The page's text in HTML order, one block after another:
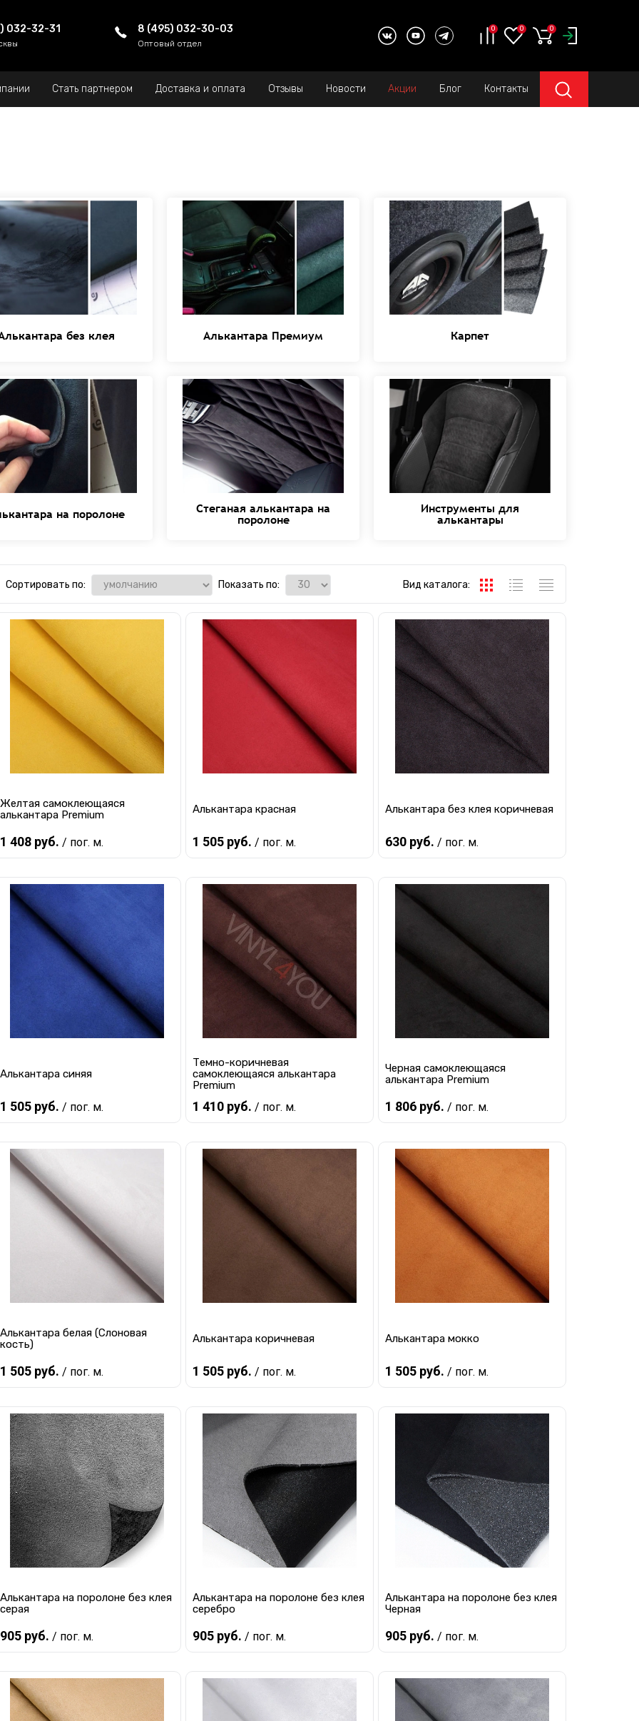
032-32-31 8 (495) 032-30-03
Оптовый отдел
0 0 0
Стать партнером Доставка и оплата Отзывы Новости Акции Блог Контакты
без клея Алькантара Премиум Карпет
на поролоне
Стеганая алькантара на
поролоне
Инструменты для
алькантары
Сортировать по: Показать по: Вид каталога:
Желтая самоклеющаяся
алькантара Premium
1 408 руб. / пог. м.
В корзину
Купить в 1 клик К сравнению
В избранное
Алькантара красная
1 505 руб. / пог. м.
В корзину
Купить в 1 клик
В избранное
Алькантара без клея коричневая
630 руб. / пог. м.
В корзину
Купить в 1 клик
Алькантара синяя
1 505 руб. / пог. м.
В корзину
Купить в 1 клик
В избранное
Темно-коричневая
самоклеющаяся алькантара
Premium
1 410 руб. / пог. м.
В корзину
Купить в 1 клик
В избранное
Черная самоклеющаяся
алькантара Premium
1 806 руб. / пог. м.
В корзину
Купить в 1 клик
В избранное
Алькантара белая (Слоновая
кость)
1 505 руб. / пог. м.
В корзину
Купить в 1 клик К сравнению
В избранное В наличии
Алькантара коричневая
1 505 руб. / пог. м.
В корзину
Купить в 1 клик К сравнению
В избранное В наличии
Алькантара мокко
1 505 руб. / пог. м.
В корзину
В избранное
Алькантара на поролоне без клея
серая
905 руб. / пог. м.
В корзину
Купить в 1 клик
Алькантара на поролоне без клея
серебро
905 руб. / пог. м.
В корзину
Купить в 1 клик
Алькантара на поролоне без клея
Черная
905 руб. / пог. м.
В корзину
Купить в 1 клик К сравнению